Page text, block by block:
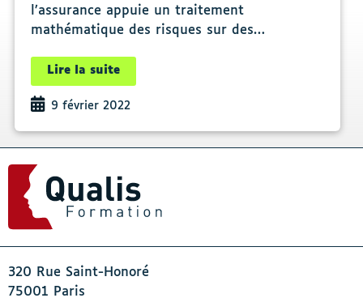
l’assurance appuie un traitement
mathématique des risques sur des…
Lire la suite
9 février 2022
320 Rue Saint-Honoré
75001 Paris